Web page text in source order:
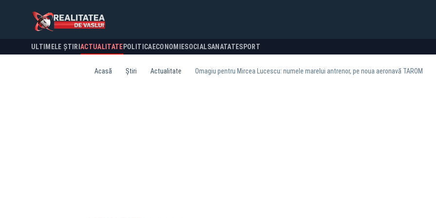
ULTIMELE ȘTIRI ACTUALITATE POLITICA ECONOMIESOCIALSANATATESPORT
Acasă Știri Actualitate Omagiu pentru Mircea Lucescu: numele marelui antrenor, pe noua aeronavă TAROM